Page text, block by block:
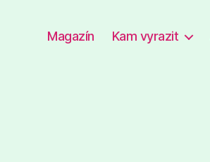
Magazín Kam vyrazit